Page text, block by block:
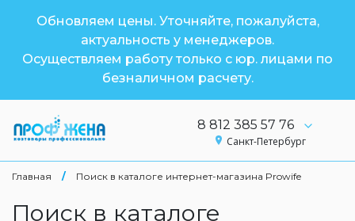
Обновляем цены. Уточняйте, пожалуйста,
актуальность у менеджеров.
Осуществляем работу только с юр. лицами по
безналичном расчету.
8 812 385 57 76
Санкт-Петербург
Главная / Поиск в каталоге интернет-магазина Prowife
Поиск в каталоге